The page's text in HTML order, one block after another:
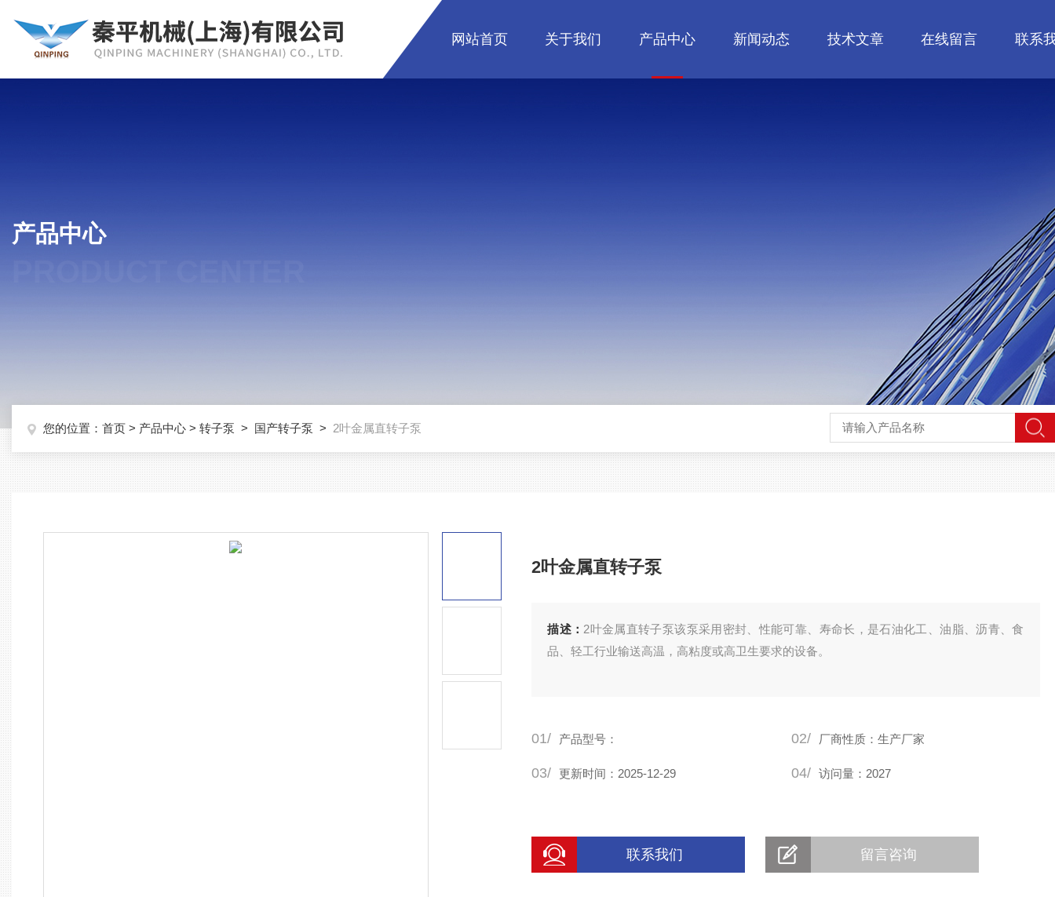
网站首页 关于我们 产品中心 新闻动态 技术文章 在线留言 联系
产品中心
您的位置： 首页 > 产品中心 > 转子泵 > 国产转子泵 > 2叶金属直转子泵
2叶金属直转子泵
描述： 2叶金属直转子泵该泵采用密封、性能可靠、寿命长，是石油化工、油脂、沥青、食
品、轻工行业输送高温，高粘度或高卫生要求的设备。
01/ 产品型号： 02/ 厂商性质：生产厂家
03/ 更新时间：2025-12-29 04/ 访问量：2027
联系我们 留言咨询